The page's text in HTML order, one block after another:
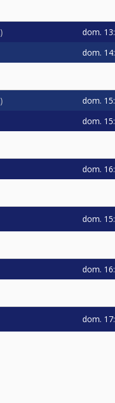
dom.
dom.
dom.
dom.
dom.
dom.
dom.
dom.